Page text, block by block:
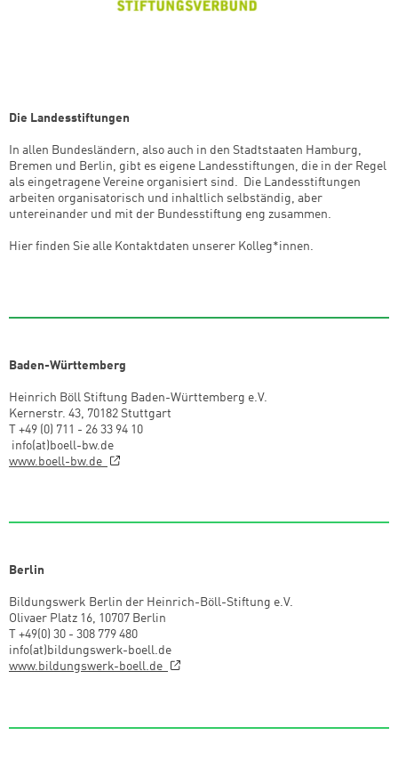
Die Landesstiftungen
In allen Bundesländern, also auch in den Stadtstaaten Hamburg,
Bremen und Berlin, gibt es eigene Landesstiftungen, die in der Regel
als eingetragene Vereine organisiert sind. Die Landesstiftungen
arbeiten organisatorisch und inhaltlich selbständig, aber
untereinander und mit der Bundesstiftung eng zusammen.
Hier finden Sie alle Kontaktdaten unserer Kolleg*innen.
Baden-Württemberg
Heinrich Böll Stiftung Baden-Württemberg e.V.
Kernerstr. 43, 70182 Stuttgart
T +49 (0) 711 - 26 33 94 10
info(at)boell-bw.de
www.boell-bw.de
Berlin
Bildungswerk Berlin der Heinrich-Böll-Stiftung e.V.
Olivaer Platz 16, 10707 Berlin
T +49(0) 30 - 308 779 480
info(at)bildungswerk-boell.de
www.bildungswerk-boell.de